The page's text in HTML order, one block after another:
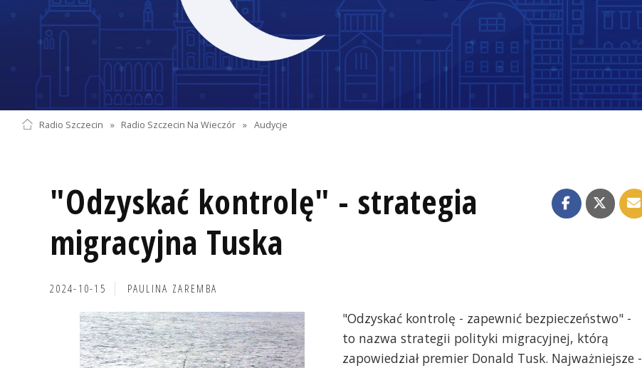
Radio Szczecin » Radio Szczecin Na Wieczór » Audycje
"Odzyskać kontrolę" - strategia
migracyjna Tuska
2024-10-15 PAULINA ZAREMBA
"Odzyskać kontrolę - zapewnić bezpieczeństwo" -
to nazwa strategii polityki migracyjnej, którą
zapowiedział premier Donald Tusk. Najważniejsze -